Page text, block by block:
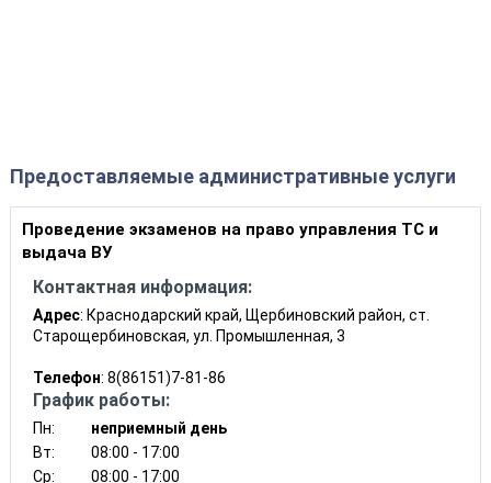
Предоставляемые административные услуги
Проведение экзаменов на право управления ТС и
выдача ВУ
Контактная информация:
Адрес: Краснодарский край, Щербиновский район, ст.
Старощербиновская, ул. Промышленная, 3
Телефон: 8(86151)7-81-86
График работы:
Пн:
неприемный день
Вт:
08:00 - 17:00
Ср:
08:00 - 17:00